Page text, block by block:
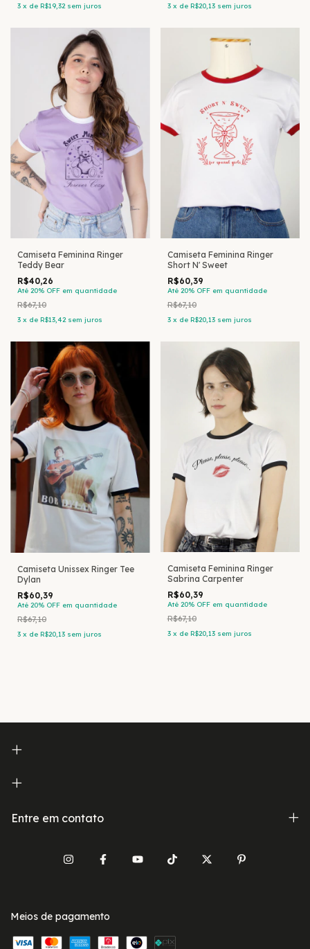
3 x de R$19,32 sem juros 3 x de R$20,13 sem juros
Camiseta Feminina Ringer
Teddy Bear
R$40,26
Até 20% OFF em quantidade
R$67,10
3 x de R$13,42 sem juros
Camiseta Feminina Ringer
Short N' Sweet
R$60,39
Até 20% OFF em quantidade
R$67,10
3 x de R$20,13 sem juros
Camiseta Unissex Ringer Tee
Dylan
R$60,39
Até 20% OFF em quantidade
R$67,10
3 x de R$20,13 sem juros
Camiseta Feminina Ringer
Sabrina Carpenter
R$60,39
Até 20% OFF em quantidade
R$67,10
3 x de R$20,13 sem juros
Entre em contato
Meios de pagamento